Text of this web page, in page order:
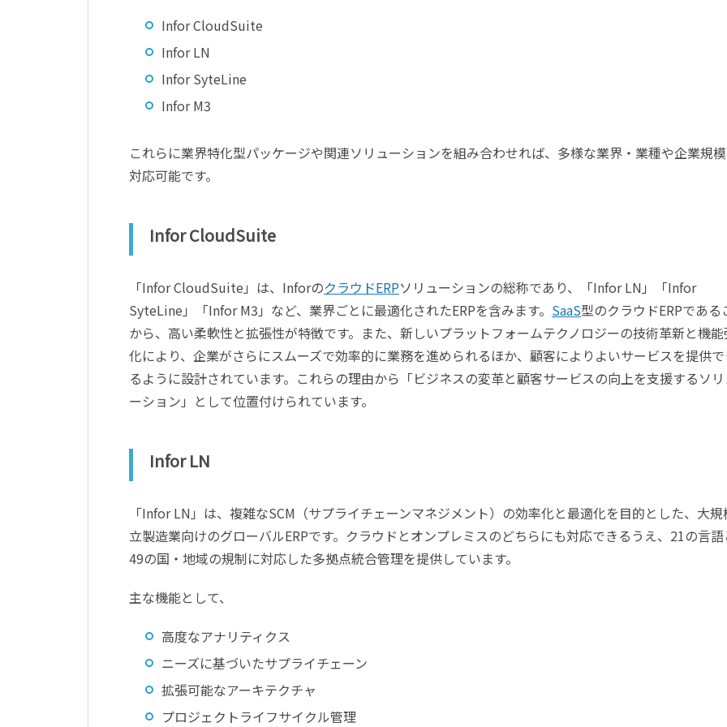
Infor CloudSuite
Infor LN
Infor SyteLine
Infor M3
これらに業界特化型パッケージや関連ソリューションを組み合わせれば、多様な業界・業種や企業規
対応可能です。
Infor CloudSuite
「Infor CloudSuite」は、InforのクラウドERPソリューションの総称であり、「Infor LN」「Infor
SyteLine」「Infor M3」など、業界ごとに最適化されたERPを含みます。 SaaS型のクラウドERPである
から、高い柔軟性と拡張性が特徴です。また、新しいプラットフォームテクノロジーの技術革新と機能
化により、企業がさらにスムーズで効率的に業務を進められるほか、顧客によりよいサービスを提供で
るように設計されています。これらの理由から「ビジネスの変革と顧客サービスの向上を支援するソリ
ーション」として位置付けられています。
Infor LN
「Infor LN」は、複雑なSCM（サプライチェーンマネジメント）の効率化と最適化を目的とした、大規
立製造業向けのグローバルERPです。クラウドとオンプレミスのどちらにも対応できるうえ、21の言語
49の国・地域の規制に対応した多拠点統合管理を提供しています。
主な機能として、
高度なアナリティクス
ニーズに基づいたサプライチェーン
拡張可能なアーキテクチャ
プロジェクトライフサイクル管理